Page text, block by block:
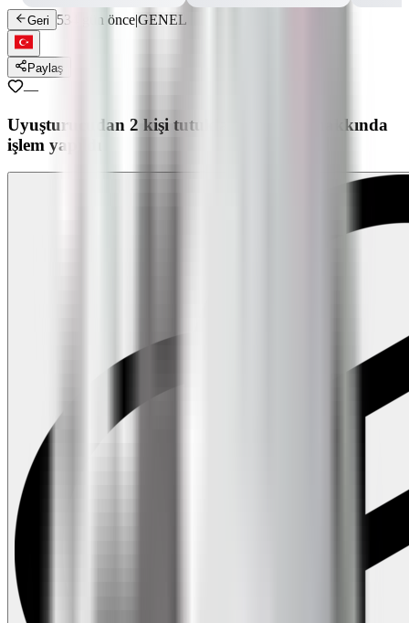
Geri 534 gün önce|GENEL
Paylaş
—
Uyuşturucudan 2 kişi tutuklandı, 64 kişi hakkında
işlem yapıldı